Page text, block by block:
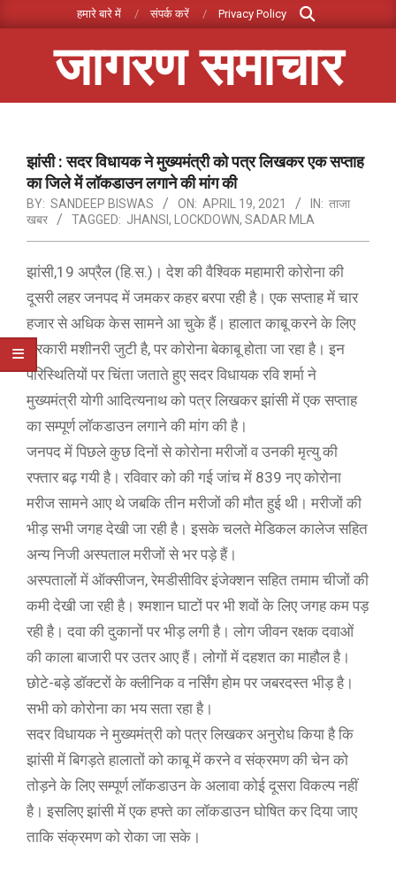
to
हमारे बारे में संपर्क करें Privacy Policy
Search
जागरण समाचार
Menuझांसी : सदर विधायक ने मुख्यमंत्री को पत्र लिखकर एक सप्ताह
का जिले में लॉकडाउन लगाने की मांग की
BY: SANDEEP BISWAS ON: APRIL 19, 2021 IN: ताजा
खबर
TAGGED: JHANSI , LOCKDOWN, SADAR MLA
झांसी,19 अप्रैल (हि.स.)। देश की वैश्विक महामारी कोरोना की
दूसरी लहर जनपद में जमकर कहर बरपा रही है। एक सप्ताह में चार
हजार से अधिक केस सामने आ चुके हैं। हालात काबू करने के लिए
सरकारी मशीनरी जुटी है, पर कोरोना बेकाबू होता जा रहा है। इन
परिस्थितियों पर चिंता जताते हुए सदर विधायक रवि शर्मा ने
मुख्यमंत्री योगी आदित्यनाथ को पत्र लिखकर झांसी में एक सप्ताह
का सम्पूर्ण लॉकडाउन लगाने की मांग की है।
जनपद में पिछले कुछ दिनों से कोरोना मरीजों व उनकी मृत्यु की
रफ्तार बढ़ गयी है। रविवार को की गई जांच में 839 नए कोरोना
मरीज सामने आए थे जबकि तीन मरीजों की मौत हुई थी। मरीजों की
भीड़ सभी जगह देखी जा रही है। इसके चलते मेडिकल कालेज सहित
अन्य निजी अस्पताल मरीजों से भर पड़े हैं।
अस्पतालों में ऑक्सीजन, रेमडीसीविर इंजेक्शन सहित तमाम चीजों की
कमी देखी जा रही है। श्मशान घाटों पर भी शवों के लिए जगह कम पड़
रही है। दवा की दुकानों पर भीड़ लगी है। लोग जीवन रक्षक दवाओं
की काला बाजारी पर उतर आए हैं। लोगों में दहशत का माहौल है।
छोटे-बड़े डॉक्टरों के क्लीनिक व नर्सिंग होम पर जबरदस्त भीड़ है।
सभी को कोरोना का भय सता रहा है।
सदर विधायक ने मुख्यमंत्री को पत्र लिखकर अनुरोध किया है कि
झांसी में बिगड़ते हालातों को काबू में करने व संक्रमण की चेन को
तोड़ने के लिए सम्पूर्ण लॉकडाउन के अलावा कोई दूसरा विकल्प नहीं
है। इसलिए झांसी में एक हफ्ते का लॉकडाउन घोषित कर दिया जाए
ताकि संक्रमण को रोका जा सके।